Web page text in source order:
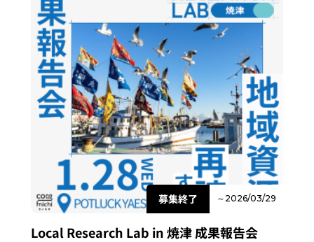
募集終了 ～2026/03/29
Local Research Lab in 焼津 成果報告会